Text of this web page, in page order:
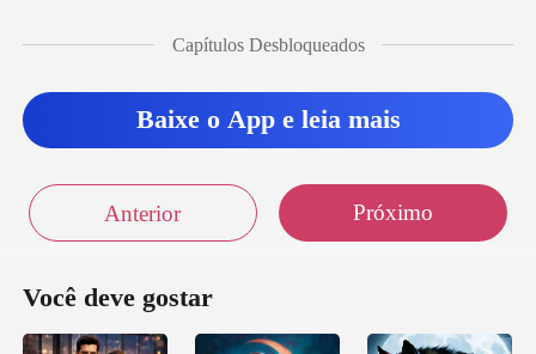
Capítulos Desbloqueados
Baixe o App e leia mais
Anterior Próximo
Você deve gostar